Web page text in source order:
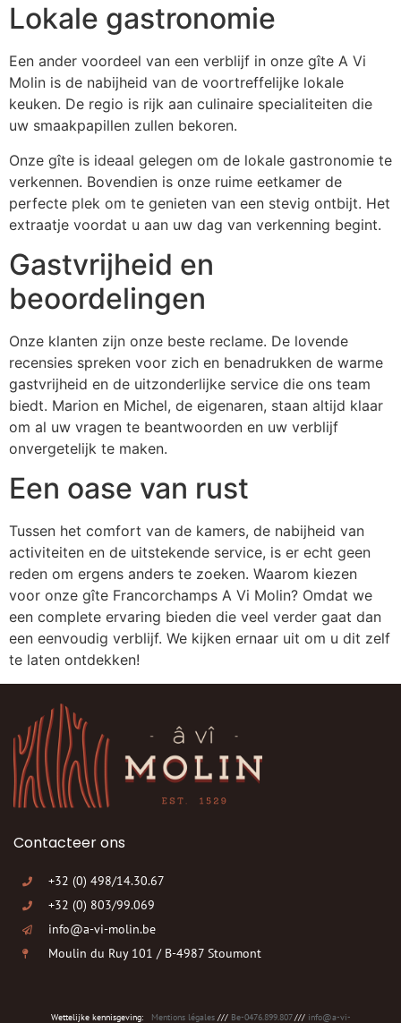
Lokale gastronomie
Een ander voordeel van een verblijf in onze gîte A Vi
Molin is de nabijheid van de voortreffelijke lokale
keuken. De regio is rijk aan culinaire specialiteiten die
uw smaakpapillen zullen bekoren.
Onze gîte is ideaal gelegen om de lokale gastronomie te
verkennen. Bovendien is onze ruime eetkamer de
perfecte plek om te genieten van een stevig ontbijt. Het
extraatje voordat u aan uw dag van verkenning begint.
Gastvrijheid en
beoordelingen
Onze klanten zijn onze beste reclame. De lovende
recensies spreken voor zich en benadrukken de warme
gastvrijheid en de uitzonderlijke service die ons team
biedt. Marion en Michel, de eigenaren, staan altijd klaar
om al uw vragen te beantwoorden en uw verblijf
onvergetelijk te maken.
Een oase van rust
Tussen het comfort van de kamers, de nabijheid van
activiteiten en de uitstekende service, is er echt geen
reden om ergens anders te zoeken. Waarom kiezen
voor onze gîte Francorchamps A Vi Molin? Omdat we
een complete ervaring bieden die veel verder gaat dan
een eenvoudig verblijf. We kijken ernaar uit om u dit zelf
te laten ontdekken!
Contacteer ons
+32 (0) 498/14.30.67
+32 (0) 803/99.069
info@a-vi-molin.be
Moulin du Ruy 101 / B-4987 Stoumont
Wettelijke kennisgeving: Mentions légales/// Be-0476.899.807/// info@a-vi-